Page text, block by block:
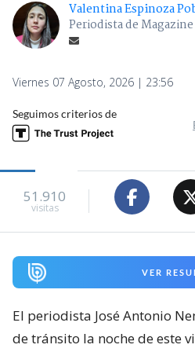
Valentina Espinoza
Periodista de Magazine
Viernes 07 Agosto, 2026 | 23:56
Seguimos criterios de
51.910
visitas
VER
El periodista José Antonio
de tránsito la noche de este